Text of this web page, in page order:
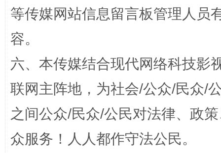
东山县通报“牛蛙产品抗生素超标问题”
等传媒网站信息留言板管理人员
容。
六、本传媒结合现代网络科技影
联网主阵地，为社会/公众/民众/
之间公众/民众/公民对法律、政
众服务！人人都作守法公民。